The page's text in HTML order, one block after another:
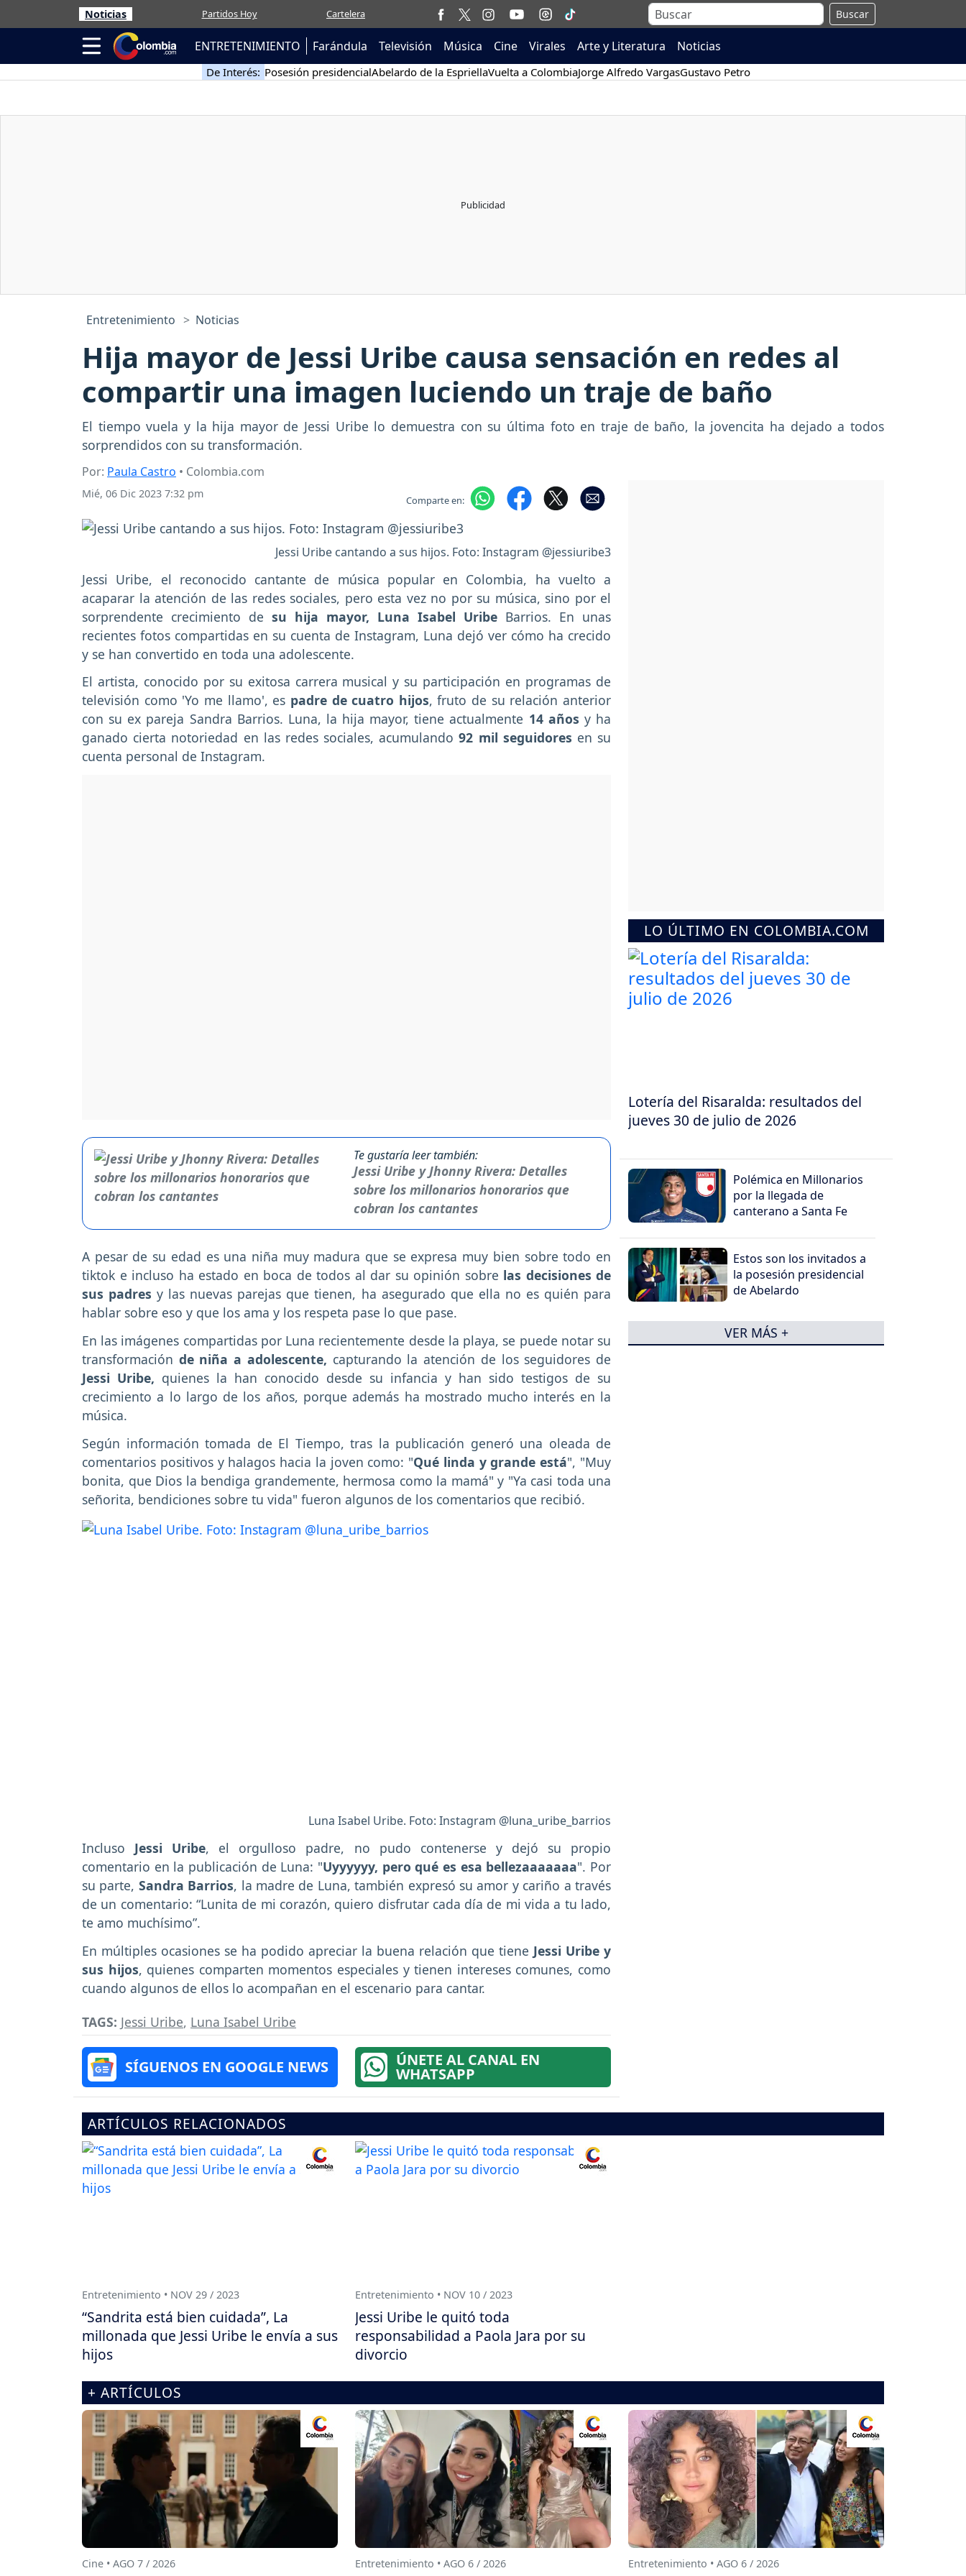
Noticias Partidos Hoy Cartelera Buscar
ENTRETENIMIENTO Farándula Televisión Música Cine Virales Arte y Literatura Noticias
De Interés: Posesión presidencialAbelardo de la EspriellaVuelta a ColombiaJorge Alfredo VargasGustavo Petro
Entretenimiento Noticias
Hija mayor de Jessi Uribe causa sensación en redes al
compartir una imagen luciendo un traje de baño
El tiempo vuela y la hija mayor de Jessi Uribe lo demuestra con su última foto en traje de baño, la jovencita ha dejado a todos
sorprendidos con su transformación.
Por: Paula Castro • Colombia.com
Mié, 06 Dic 2023 7:32 pm Comparte en:
Jessi Uribe cantando a sus hijos. Foto: Instagram @jessiuribe3
Jessi Uribe, el reconocido cantante de música popular en Colombia, ha vuelto a
acaparar la atención de las redes sociales, pero esta vez no por su música, sino por el
sorprendente crecimiento de su hija mayor, Luna Isabel Uribe Barrios. En unas
recientes fotos compartidas en su cuenta de Instagram, Luna dejó ver cómo ha crecido
y se han convertido en toda una adolescente.
El artista, conocido por su exitosa carrera musical y su participación en programas de
televisión como 'Yo me llamo', es padre de cuatro hijos, fruto de su relación anterior
con su ex pareja Sandra Barrios. Luna, la hija mayor, tiene actualmente 14 años y ha
ganado cierta notoriedad en las redes sociales, acumulando 92 mil seguidores en su
cuenta personal de Instagram.
Te gustaría leer también:
Jessi Uribe y Jhonny Rivera: Detalles
sobre los millonarios honorarios que
cobran los cantantes
A pesar de su edad es una niña muy madura que se expresa muy bien sobre todo en
tiktok e incluso ha estado en boca de todos al dar su opinión sobre las decisiones de
sus padresy las nuevas parejas que tienen, ha asegurado que ella no es quién para
hablar sobre eso y que los ama y los respeta pase lo que pase.
En las imágenes compartidas por Luna recientemente desde la playa, se puede notar su
transformación de niña a adolescente, capturando la atención de los seguidores de
Jessi Uribe, quienes la han conocido desde su infancia y han sido testigos de su
crecimiento a lo largo de los años, porque además ha mostrado mucho interés en la
música.
Según información tomada de El Tiempo, tras la publicación generó una oleada de
comentarios positivos y halagos hacia la joven como: "Qué linda y grande está", "Muy
bonita, que Dios la bendiga grandemente, hermosa como la mamá" y "Ya casi toda una
señorita, bendiciones sobre tu vida" fueron algunos de los comentarios que recibió.
Luna Isabel Uribe. Foto: Instagram @luna_uribe_barrios
Incluso Jessi Uribe, el orgulloso padre, no pudo contenerse y dejó su propio
comentario en la publicación de Luna: "Uyyyyyy, pero qué es esa bellezaaaaaaa". Por
su parte, Sandra Barrios, la madre de Luna, también expresó su amor y cariño a través
de un comentario: “Lunita de mi corazón, quiero disfrutar cada día de mi vida a tu lado,
te amo muchísimo”.
En múltiples ocasiones se ha podido apreciar la buena relación que tiene Jessi Uribe y
sus hijos, quienes comparten momentos especiales y tienen intereses comunes, como
cuando algunos de ellos lo acompañan en el escenario para cantar.
TAGS: Jessi Uribe, Luna Isabel Uribe
SÍGUENOS EN GOOGLE NEWS ÚNETE AL CANAL EN
WHATSAPP
LO ÚLTIMO EN COLOMBIA.COM
Lotería del Risaralda: resultados del
jueves 30 de julio de 2026
Polémica en Millonarios
por la llegada de
canterano a Santa Fe
Estos son los invitados a
la posesión presidencial
de Abelardo
VER MÁS +
ARTÍCULOS RELACIONADOS
Entretenimiento • NOV 29 / 2023
“Sandrita está bien cuidada”, La
millonada que Jessi Uribe le envía a sus
hijos
Entretenimiento • NOV 10 / 2023
Jessi Uribe le quitó toda
responsabilidad a Paola Jara por su
divorcio
+ ARTÍCULOS
Cine • AGO 7 / 2026 Entretenimiento • AGO 6 / 2026 Entretenimiento • AGO 6 / 2026